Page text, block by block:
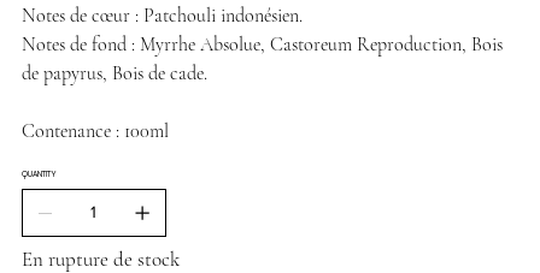
Notes de cœur : Patchouli indonésien.
Notes de fond : Myrrhe Absolue, Castoreum Reproduction, Bois
de papyrus, Bois de cade.
Contenance : 100ml
QUANTITY
En rupture de stock